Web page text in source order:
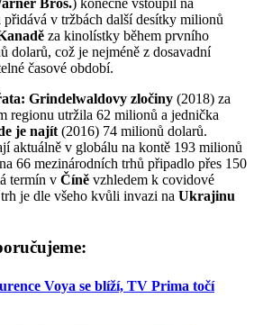
Bros.) konečně vstoupil na
v tržbách další desítky milionů
za kinolístky během prvního
dolarů, což je nejméně z dosavadní
časové období.
Grindelwaldovy zločiny (2018) za
regionu utržila 62 milionů a jednička
je najít(2016) 74 milionů dolarů.
aktuálně v globálu na kontě 193 milionů
66 mezinárodních trhů připadlo přes 150
termín v Číně vzhledem k covidové
je dle všeho kvůli invazi na Ukrajinu
Voya se blíží, TV Prima točí